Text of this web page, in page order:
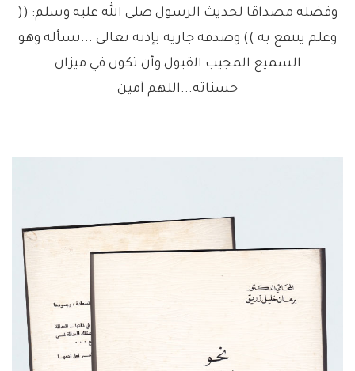
وفضله مصداقا لحديث الرسول صلى الله عليه وسلم: ((
وعلم ينتفع به )) وصدقة جارية بإذنه تعالى ...نسأله وهو
السميع المجيب القبول وأن تكون في ميزان
حسناته...اللهم آمين